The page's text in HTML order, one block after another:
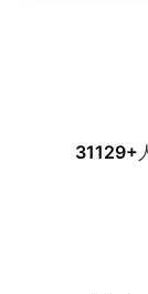
31129+